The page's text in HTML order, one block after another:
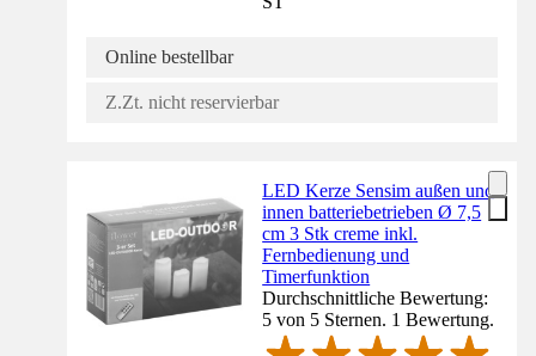
Online bestellbar
Z.Zt. nicht reservierbar
LED Kerze Sensim außen und
innen batteriebetrieben Ø 7,5
cm 3 Stk creme inkl.
Fernbedienung und
Timerfunktion
Durchschnittliche Bewertung:
5 von 5 Sternen. 1 Bewertung.